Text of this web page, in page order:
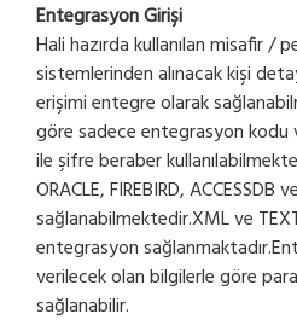
Entegrasyon Girişi
Hali hazırda kullanılan misafir /
sistemlerinden alınacak kişi
erişimi entegre olarak
göre sadece entegrasyon
ile şifre beraber
ORACLE, FIREBIRD, ACCESSDB
sağlanabilmektedir.XML ve
entegrasyon
verilecek olan bilgilerle göre
sağlanabilir.